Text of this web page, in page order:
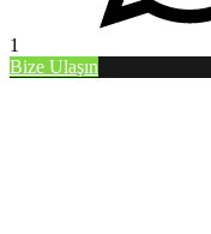
1
Bize Ulaşın